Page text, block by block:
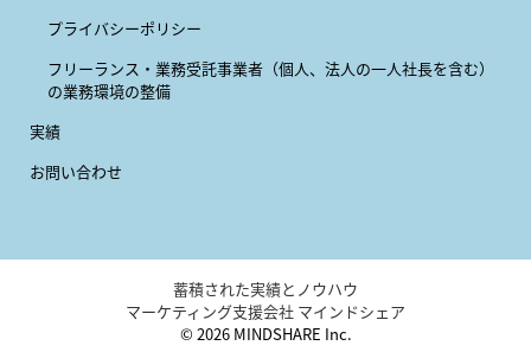
プライバシーポリシー
フリーランス・業務受託事業者 （個人、法人の一人社長を含む）
の業務環境の整備
実績
お問い合わせ
蓄積された実績とノウハウ
マーケティング支援会社 マインドシェア
© 2026 MINDSHARE Inc.